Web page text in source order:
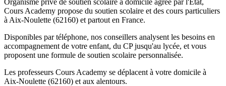
Cours Academy propose du soutien scolaire et des cours particuliers
à Aix-Noulette (62160) et partout en France.
Disponibles par téléphone, nos conseillers analysent les besoins en
accompagnement de votre enfant, du CP jusqu'au lycée, et vous
proposent une formule de soutien scolaire personnalisée.
Les professeurs Cours Academy se déplacent à votre domicile à
Aix-Noulette (62160) et aux alentours.